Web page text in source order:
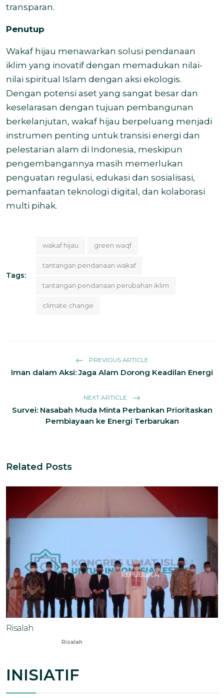
transparan.
Penutup
Wakaf hijau menawarkan solusi pendanaan
iklim yang inovatif dengan memadukan nilai-
nilai spiritual Islam dengan aksi ekologis.
Dengan potensi aset yang sangat besar dan
keselarasan dengan tujuan pembangunan
berkelanjutan, wakaf hijau berpeluang menjadi
instrumen penting untuk transisi energi dan
pelestarian alam di Indonesia, meskipun
pengembangannya masih memerlukan
penguatan regulasi, edukasi dan sosialisasi,
pemanfaatan teknologi digital, dan kolaborasi
multi pihak.
Tags:
wakaf hijau green waqf
tantangan pendanaan wakaf
tantangan pendanaan perubahan iklim
climate change
PREVIOUS ARTICLE
Iman dalam Aksi: Jaga Alam Dorong Keadilan Energi
NEXT ARTICLE
Survei: Nasabah Muda Minta Perbankan Prioritaskan
Pembiayaan ke Energi Terbarukan
Related Posts
Risalah
Risalah
INISIATIF